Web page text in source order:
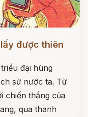
được thiên
đại hùng
sử nước ta. Từ
chiến thắng của
qua thanh